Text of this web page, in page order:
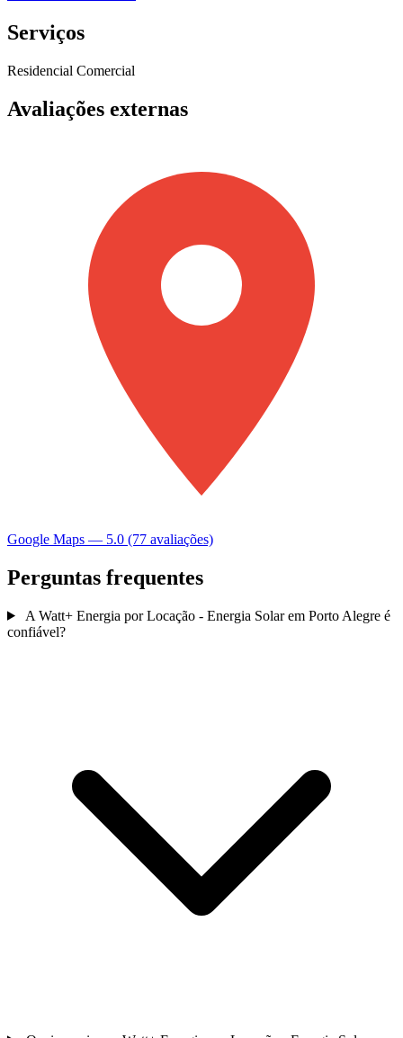
Serviços
Residencial Comercial
Avaliações externas
Google Maps — 5.0 (77 avaliações)
Perguntas frequentes
A Watt+ Energia por Locação - Energia Solar em Porto Alegre é
confiável?